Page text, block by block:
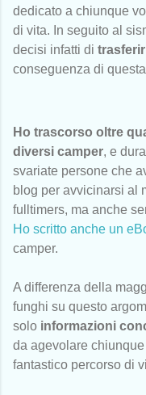
dedicato a chiunque
di vita. In seguito al
decisi infatti di
conseguenza di
Ho trascorso oltre
diversi camper, e
svariate persone che
blog per avvicinarsi al
fulltimers, ma anche
Ho scritto anche un
camper.
A differenza della
funghi su questo
solo informazioni
da agevolare
fantastico percorso di